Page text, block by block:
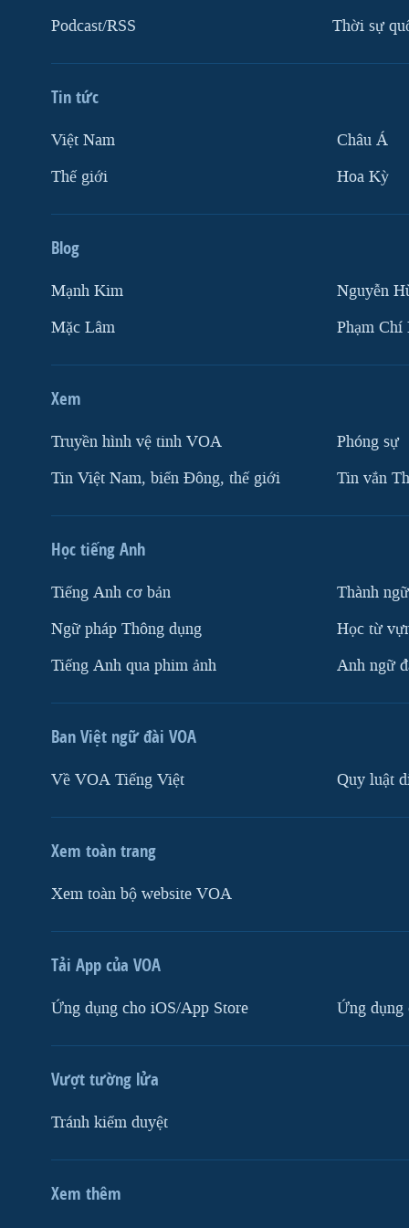
MẠNG XÃ HỘI
Podcast/RSS Thời sự
Tin tức
Việt Nam
Thế giới
Châu Á
Hoa Kỳ
Blog
Mạnh Kim
Mặc Lâm
Nguyễn
Phạm Chí
Xem
Truyền hình vệ tinh VOA
Tin Việt Nam, biển Đông, thế giới
Phóng sự
Tin vắn
Học tiếng Anh
Tiếng Anh cơ bản
Ngữ pháp Thông dụng
Tiếng Anh qua phim ảnh
Thành
Học từ
Anh ngữ
Ban Việt ngữ đài VOA
Về VOA Tiếng Việt Quy luật
Xem toàn trang
Xem toàn bộ website VOA
Tải App của VOA
Ứng dụng cho iOS/App Store Ứng dụng
Vượt tường lửa
Tránh kiểm duyệt
Xem thêm